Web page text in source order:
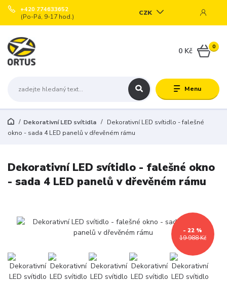
Menu
CZK
+420 774633652
(Po-Pá, 9-17 hod.)
0
0 Kč
Dekorativní LED svítidla
Dekorativní LED svítidlo - falešné
okno - sada 4 LED panelů v dřevěném rámu
Dekorativní LED svítidlo - falešné okno
- sada 4 LED panelů v dřevěném rámu
19 988 Kč
- 22 %